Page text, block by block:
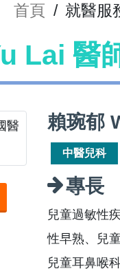
首頁 / 就醫服
Lai 醫
賴琬郁
中醫兒科
專長
兒童過敏性
性早熟、兒
兒童耳鼻喉